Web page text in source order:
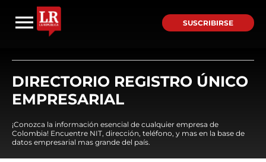
SUSCRIBIRSE
DIRECTORIO REGISTRO ÚNICO
EMPRESARIAL
¡Conozca la información esencial de cualquier empresa de
Colombia! Encuentre NIT, dirección, teléfono, y mas en la base de
datos empresarial mas grande del país.